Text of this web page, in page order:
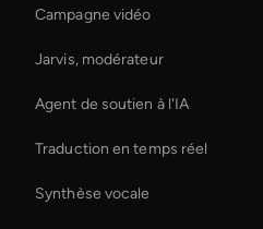
Campagne vidéo
Jarvis, modérateur
Agent de soutien à l'IA
Traduction en temps réel
Synthèse vocale